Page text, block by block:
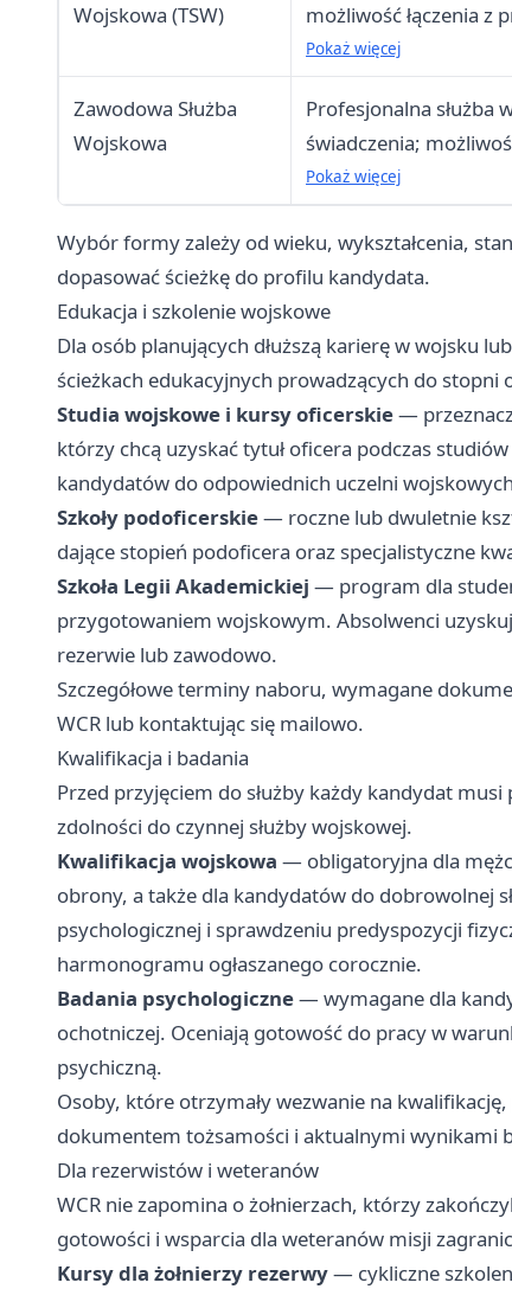
Wojskowa (TSW)
możliwość łączenia z
przedsiębiorców
Pokaż więcej
Zawodowa Służba
Wojskowa
Profesjonalna służba
świadczenia;
innych służb
Pokaż więcej
Wybór formy zależy od wieku, wykształcenia,
dopasować ścieżkę do profilu kandydata.
Edukacja i szkolenie wojskowe
Dla osób planujących dłuższą karierę w wojsku
ścieżkach edukacyjnych prowadzących do stopni
Studia wojskowe i kursy oficerskie—
którzy chcą uzyskać tytuł oficera podczas
kandydatów do odpowiednich uczelni
Szkoły podoficerskie— roczne lub dwuletnie
dające stopień podoficera oraz specjalistyczne
Szkoła Legii Akademickiej — program dla
przygotowaniem wojskowym. Absolwenci
rezerwie lub zawodowo.
Szczegółowe terminy naboru, wymagane
WCR lub kontaktując się mailowo.
Kwalifikacja i badania
Przed przyjęciem do służby każdy kandydat
zdolności do czynnej służby wojskowej.
Kwalifikacja wojskowa — obligatoryjna dla
obrony, a także dla kandydatów do dobrowolnej
psychologicznej i sprawdzeniu predyspozycji
harmonogramu ogłaszanego corocznie.
Badania psychologiczne— wymagane dla
ochotniczej. Oceniają gotowość do pracy w
psychiczną.
Osoby, które otrzymały wezwanie na
dokumentem tożsamości i aktualnymi wynikami
Dla rezerwistów i weteranów
WCR nie zapomina o żołnierzach, którzy
gotowości i wsparcia dla weteranów misji
Kursy dla żołnierzy rezerwy— cykliczne